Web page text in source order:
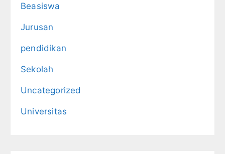
Beasiswa
Jurusan
pendidikan
Sekolah
Uncategorized
Universitas